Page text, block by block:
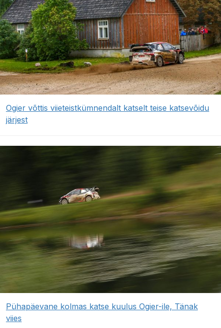
Ogier võttis viieteistkümnendalt katselt teise katsevõidu
järjest
Pühapäevane kolmas katse kuulus Ogier-ile, Tänak
viies